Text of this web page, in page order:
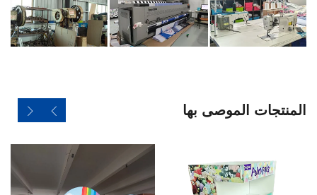
المنتجات الموصى بها